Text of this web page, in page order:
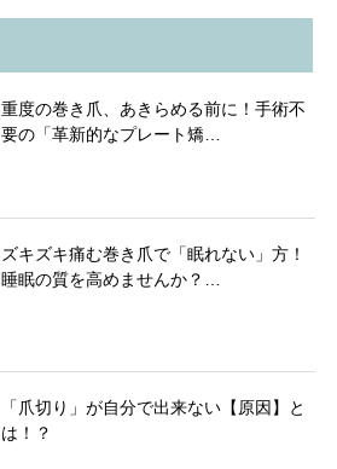
重度の巻き爪、あきらめる前に！手術不
要の「革新的なプレート矯…
ズキズキ痛む巻き爪で「眠れない」方！
睡眠の質を高めませんか？…
「爪切り」が自分で出来ない【原因】と
は！？